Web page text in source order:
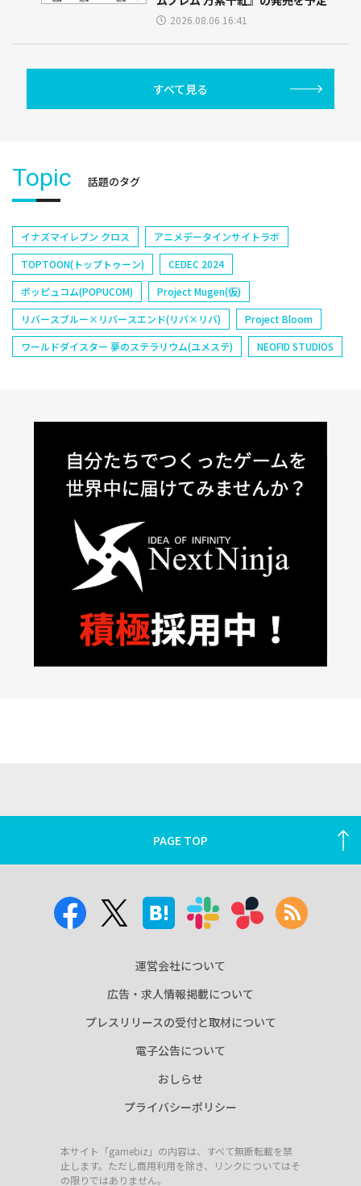
2026.08.06 16:41
すべて見る
Topic 話題のタグ
イナズマイレブン クロス
アニメデータインサイトラボ
TOPTOON(トップトゥーン)
CEDEC 2024
ポッピュコム(POPUCOM)
Project Mugen(仮)
リバースブルー×リバースエンド(リバ×リバ)
Project Bloom
ワールドダイスター 夢のステラリウム(ユメステ)
NEOFID STUDIOS
PAGE TOP
運営会社について
広告・求人情報掲載について
プレスリリースの受付と取材について
電子公告について
おしらせ
プライバシーポリシー
本サイト「gamebiz」の内容は、すべて無断転載を禁
止します。ただし商用利用を除き、リンクについてはそ
の限りではありません。